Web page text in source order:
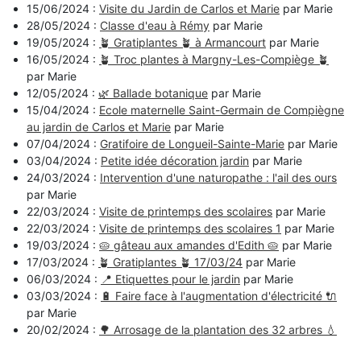
15/06/2024 : Visite du Jardin de Carlos et Marie par Marie
28/05/2024 : Classe d'eau à Rémy par Marie
19/05/2024 : 🪴 Gratiplantes 🪴 à Armancourt par Marie
16/05/2024 : 🪴 Troc plantes à Margny-Les-Compiège 🪴
par Marie
12/05/2024 : 🌿 Ballade botanique par Marie
15/04/2024 : Ecole maternelle Saint-Germain de Compiègne
au jardin de Carlos et Marie par Marie
07/04/2024 : Gratifoire de Longueil-Sainte-Marie par Marie
03/04/2024 : Petite idée décoration jardin par Marie
24/03/2024 : Intervention d'une naturopathe : l'ail des ours
par Marie
22/03/2024 : Visite de printemps des scolaires par Marie
22/03/2024 : Visite de printemps des scolaires 1 par Marie
19/03/2024 : 🥧 gâteau aux amandes d'Edith 🥧 par Marie
17/03/2024 : 🪴 Gratiplantes 🪴 17/03/24 par Marie
06/03/2024 : 📍 Etiquettes pour le jardin par Marie
03/03/2024 : 🔋 Faire face à l'augmentation d'électricité 🔌
par Marie
20/02/2024 : 🌳 Arrosage de la plantation des 32 arbres 💧